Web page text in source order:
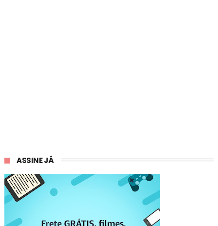
ASSINE JÁ